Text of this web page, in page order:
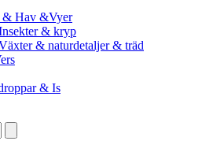
& Hav &Vyer
& kryp
& naturdetaljer & träd
& Is